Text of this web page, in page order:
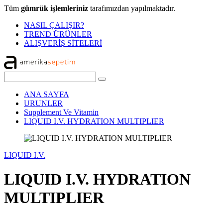
Tüm gümrük işlemleriniz tarafımızdan yapılmaktadır.
NASIL ÇALIŞIR?
TREND ÜRÜNLER
ALIŞVERİŞ SİTELERİ
ANA SAYFA
URUNLER
Supplement Ve Vitamin
LIQUID I.V. HYDRATION MULTIPLIER
LIQUID I.V.
LIQUID I.V. HYDRATION
MULTIPLIER